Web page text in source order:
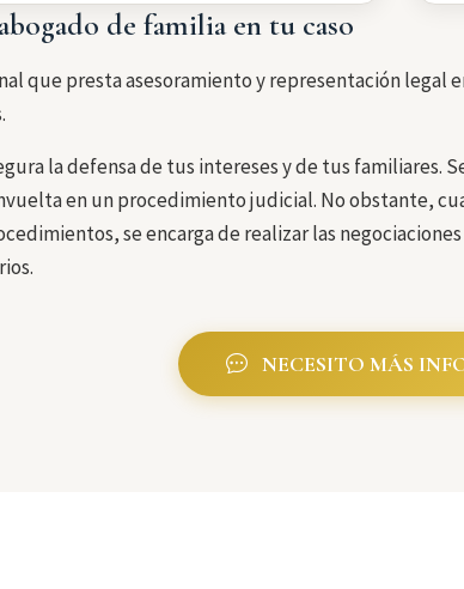
de familia en tu caso
que presta asesoramiento y representación legal
la defensa de tus intereses y de tus
en un procedimiento judicial. No obstante,
se encarga de realizar las
NECESITO MÁS